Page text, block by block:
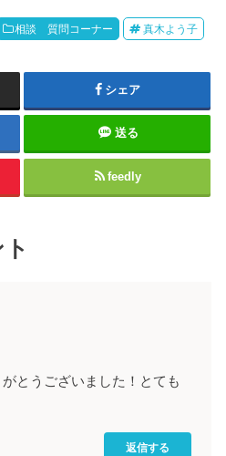
相談 質問コーナー 真木よう子
シェア
送る
feedly
とうございました！とても
返信する